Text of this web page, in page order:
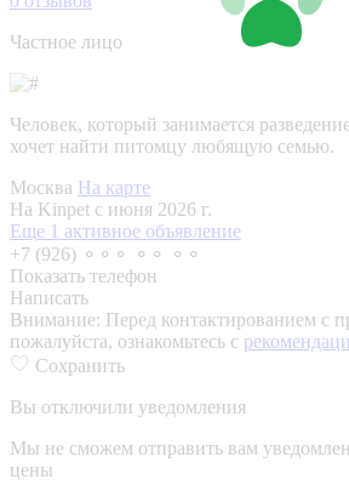
Частное лицо
Человек, который занимается
хочет найти питомцу любящую семью.
Москва На карте
На Kinpet c июня 2026 г.
Еще 1 активное объявление
+7 (926) ⚬⚬⚬ ⚬⚬ ⚬⚬
Показать телефон
Написать
Внимание: Перед контактированием с
пожалуйста, ознакомьтесь с
Сохранить
Вы отключили уведомления
Мы не сможем отправить вам
цены